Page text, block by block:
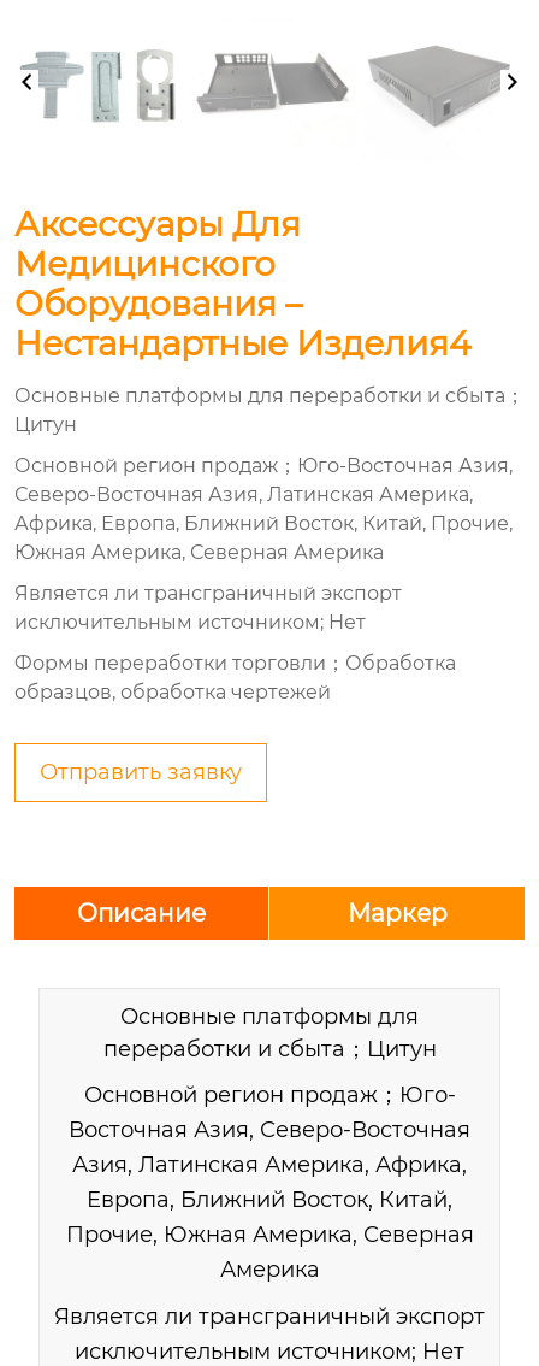
Аксессуары Для
Медицинского
Оборудования –
Нестандартные Изделия4
Основные платформы для переработки и сбыта；
Цитун
Основной регион продаж；Юго-Восточная Азия,
Северо-Восточная Азия, Латинская Америка,
Африка, Европа, Ближний Восток, Китай, Прочие,
Южная Америка, Северная Америка
Является ли трансграничный экспорт
исключительным источником; Нет
Формы переработки торговли；Обработка
образцов, обработка чертежей
Отправить заявку
Описание Маркер
Основные платформы для
переработки и сбыта；Цитун
Основной регион продаж；Юго-
Восточная Азия, Северо-Восточная
Азия, Латинская Америка, Африка,
Европа, Ближний Восток, Китай,
Прочие, Южная Америка, Северная
Америка
Является ли трансграничный экспорт
исключительным источником; Нет